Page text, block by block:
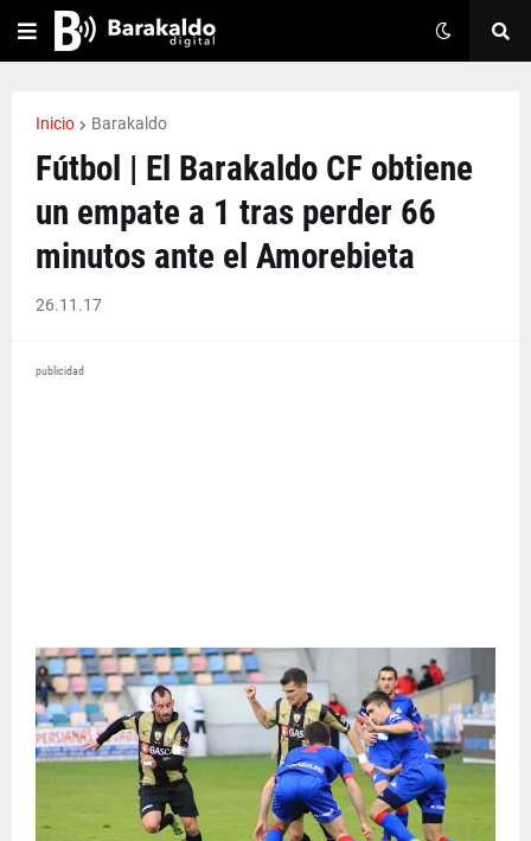
Inicio Barakaldo
Fútbol | El Barakaldo CF obtiene
un empate a 1 tras perder 66
minutos ante el Amorebieta
26.11.17
publicidad